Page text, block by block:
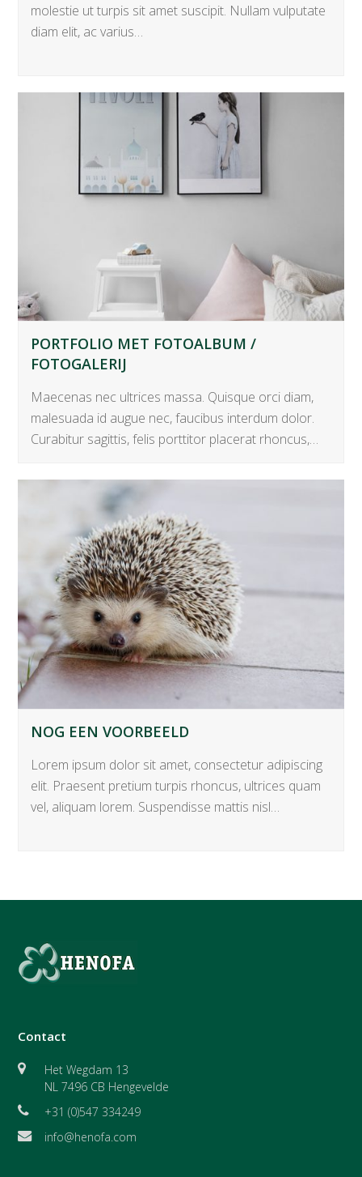
molestie ut turpis sit amet suscipit. Nullam vulputate
diam elit, ac varius…
PORTFOLIO MET FOTOALBUM /
FOTOGALERIJ
Maecenas nec ultrices massa. Quisque orci diam,
malesuada id augue nec, faucibus interdum dolor.
Curabitur sagittis, felis porttitor placerat rhoncus,…
NOG EEN VOORBEELD
Lorem ipsum dolor sit amet, consectetur adipiscing
elit. Praesent pretium turpis rhoncus, ultrices quam
vel, aliquam lorem. Suspendisse mattis nisl…
Contact
Het Wegdam 13
NL 7496 CB Hengevelde
+31 (0)547 334249
info@henofa.com